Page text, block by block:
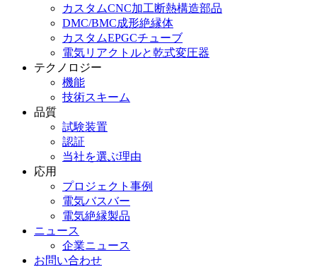
カスタムCNC加工断熱構造部品
DMC/BMC成形絶縁体
カスタムEPGCチューブ
電気リアクトルと乾式変圧器
テクノロジー
機能
技術スキーム
品質
試験装置
認証
当社を選ぶ理由
応用
プロジェクト事例
電気バスバー
電気絶縁製品
ニュース
企業ニュース
お問い合わせ